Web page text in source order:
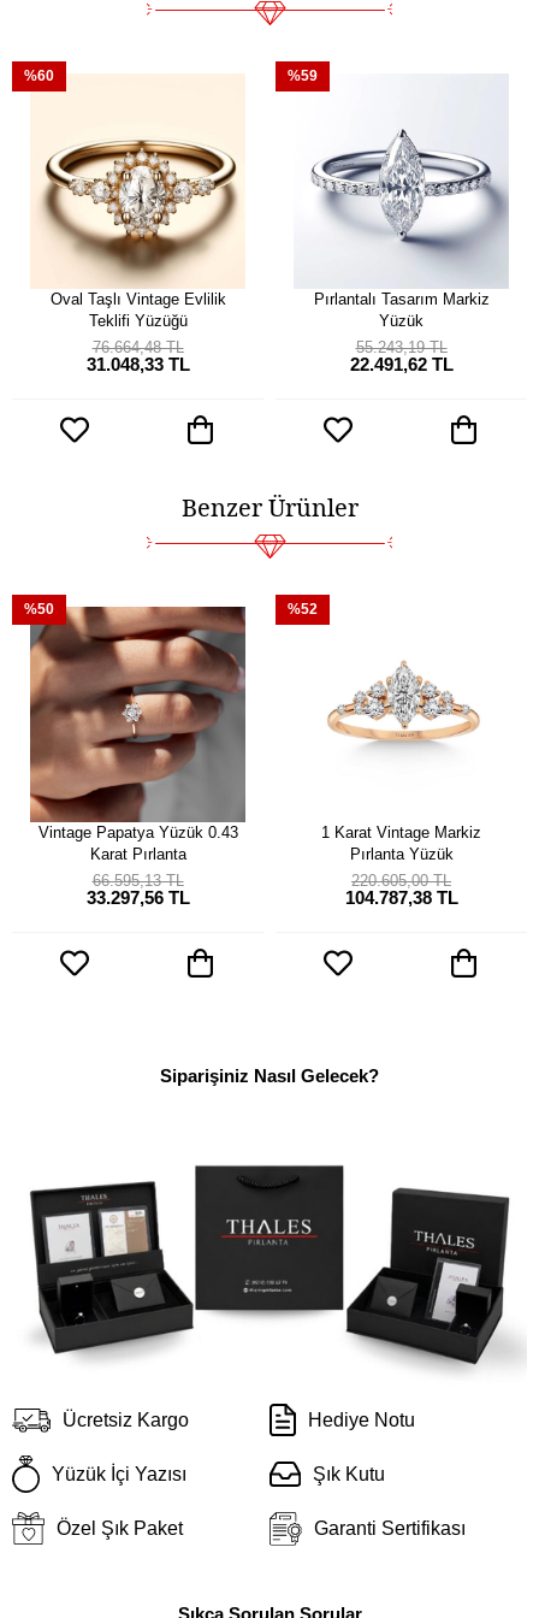
Oval Taşlı Vintage Evlilik
Teklifi Yüzüğü
31.048,33 TL
76.664,48 TL
%60
Pırlantalı Tasarım Markiz
Yüzük
22.491,62 TL
55.243,19 TL
%59
Benzer Ürünler
Vintage Papatya Yüzük 0.43
Karat Pırlanta
33.297,56 TL
66.595,13 TL
%50
1 Karat Vintage Markiz
Pırlanta Yüzük
104.787,38 TL
220.605,00 TL
%52
Siparişiniz Nasıl Gelecek?
Ücretsiz Kargo Hediye Notu
Yüzük İçi Yazısı Şık Kutu
Özel Şık Paket Garanti Sertifikası